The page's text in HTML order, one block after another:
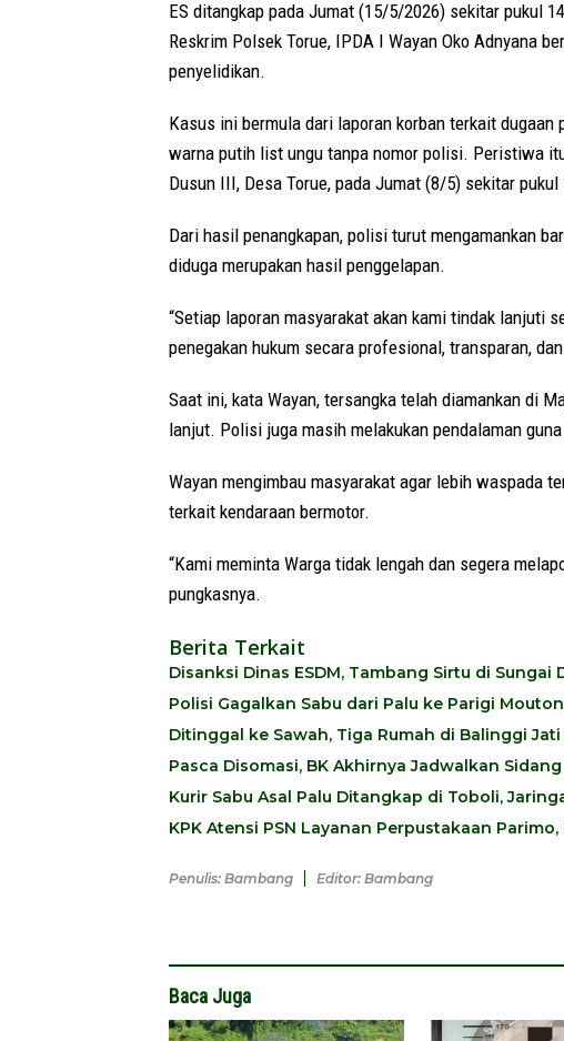
ES ditangkap pada Jumat (15/5/2026) sekitar pukul
Reskrim Polsek Torue, IPDA I Wayan Oko Adnyana
penyelidikan.
Kasus ini bermula dari laporan korban terkait dugaan
warna putih list ungu tanpa nomor polisi. Peristiwa
Dusun III, Desa Torue, pada Jumat (8/5) sekitar pukul
Dari hasil penangkapan, polisi turut mengamankan
diduga merupakan hasil penggelapan.
“Setiap laporan masyarakat akan kami tindak lanjuti
penegakan hukum secara profesional, transparan,
Saat ini, kata Wayan, tersangka telah diamankan di
lanjut. Polisi juga masih melakukan pendalaman
Wayan mengimbau masyarakat agar lebih waspada
terkait kendaraan bermotor.
“Kami meminta Warga tidak lengah dan segera
pungkasnya.
Berita Terkait
Disanksi Dinas ESDM, Tambang Sirtu di Sungai
Polisi Gagalkan Sabu dari Palu ke Parigi
Ditinggal ke Sawah, Tiga Rumah di Balinggi
Pasca Disomasi, BK Akhirnya Jadwalkan
Kurir Sabu Asal Palu Ditangkap di Toboli,
KPK Atensi PSN Layanan Perpustakaan
Penulis: Bambang Editor: Bambang
Baca Juga